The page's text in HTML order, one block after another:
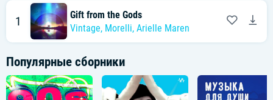
1
Gift from the Gods
Vintage, Morelli, Arielle Maren
Популярные сборники